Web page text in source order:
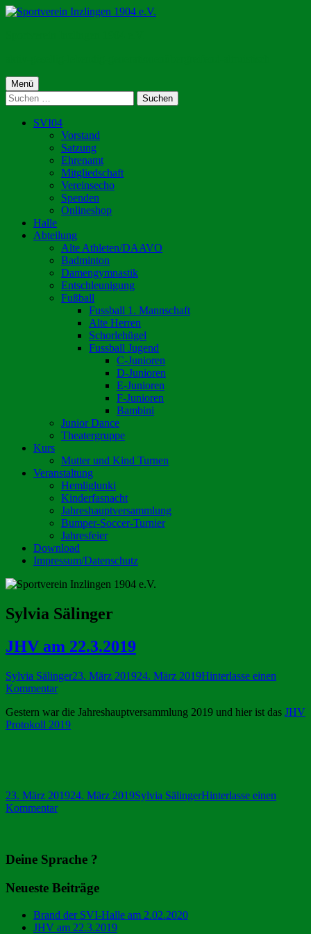
Springe
Primäres
Menü
Menü
Suchen
nach:
SVI04
Vorstand
Satzung
Ehrenamt
Mitgliedschaft
Vereinsecho
Spenden
Onlineshop
Halle
Abteilung
Alte Athleten/DAAVO
Badminton
Damengymnastik
Entschleunigung
Fußball
Fussball 1. Mannschaft
Alte Herren
Schorlehügel
Fussball Jugend
C-Junioren
D-Junioren
E-Junioren
F-Junioren
Bambini
Junior Dance
Theatergruppe
Kurs
Mutter und Kind Turnen
Veranstaltung
Hemliglunki
Kinderfasnacht
Jahreshauptversammlung
Bumper-Soccer-Turnier
Jahresfeier
Download
Impressum/Datenschutz
Autor:
Sylvia Sälinger
JHV am 22.3.2019
Autor
Sylvia SälingerVeröffentlicht
23. März 201924. März 2019Hinterlasse einen
Kommentarzu
am
22.3.2019
Gestern war die Jahreshauptversammlung 2019 und hier ist das JHV
Protokoll 2019
Veröffentlicht
am
23. März 201924. März 2019Autor
Sylvia SälingerHinterlasse einen
Kommentarzu
Deine Sprache ?
Neueste Beiträge
Brand der SVI-Halle am 2.02.2020
JHV am 22.3.2019